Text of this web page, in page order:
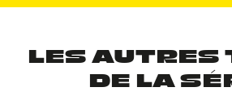
LES AUTRES
DE LA